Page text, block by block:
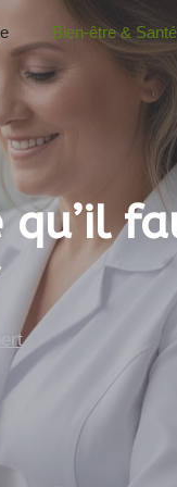
Bien-être & Santé